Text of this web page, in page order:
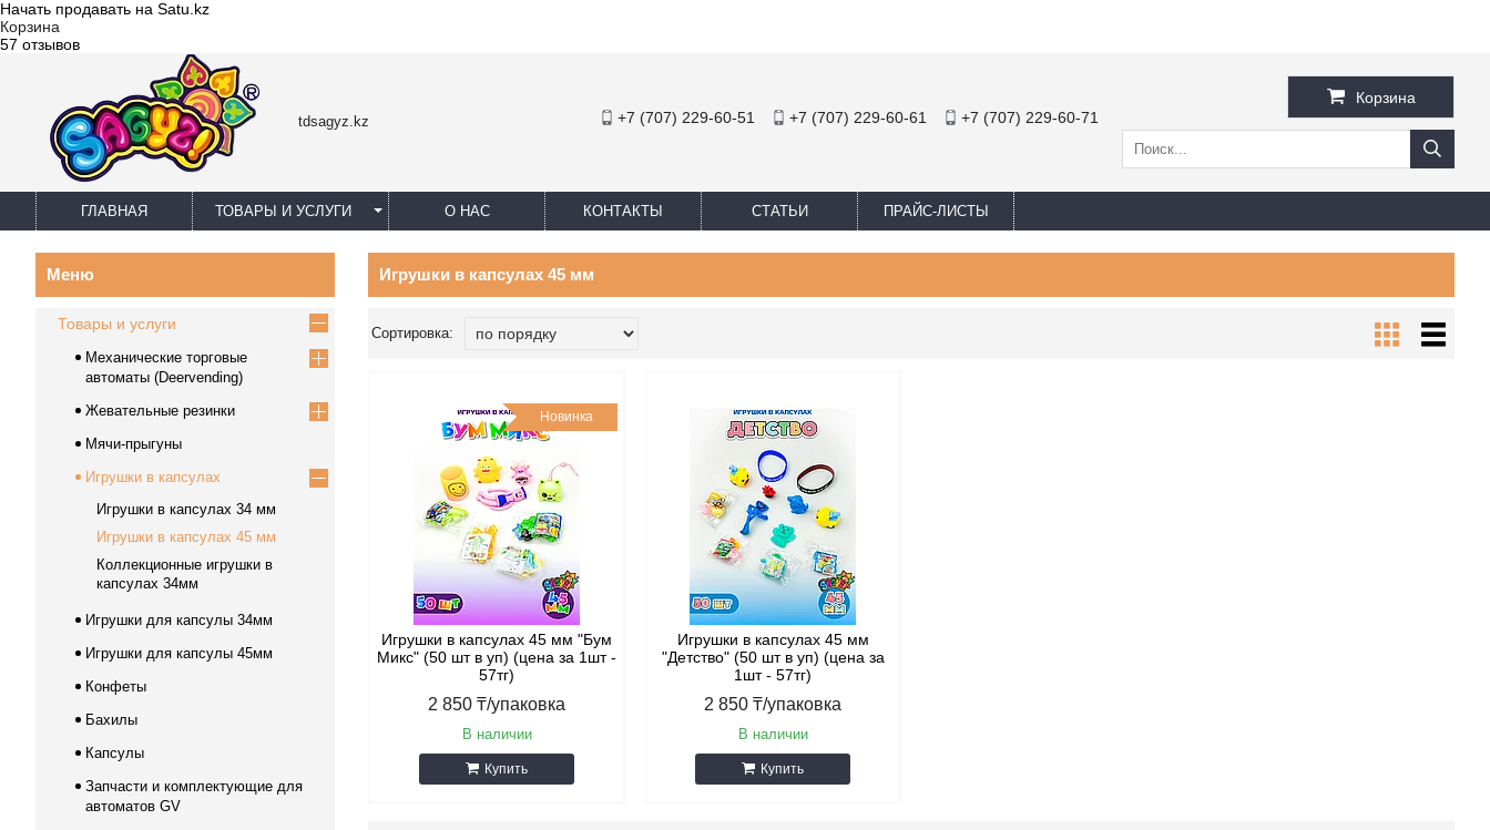
Начать продавать на Satu.kz
Корзина
57 отзывов
tdsagyz.kz +7 (707) 229-60-51 +7 (707) 229-60-61 +7 (707) 229-60-71
Корзина
ГЛАВНАЯ ТОВАРЫ И УСЛУГИ О НАС КОНТАКТЫ СТАТЬИ ПРАЙС-ЛИСТЫ
Игрушки в капсулах 45 мм
Новинка
Игрушки в капсулах 45 мм "Бум
Mикс" (50 шт в уп) (цена за 1шт -
57тг)
2 850 ₸/упаковка
В наличии
Купить
Игрушки в капсулах 45 мм
"Детство" (50 шт в уп) (цена за
1шт - 57тг)
2 850 ₸/упаковка
В наличии
Купить
Товары и услуги
Механические торговые
автоматы (Deervending)
Жевательные резинки
Мячи-прыгуны
Игрушки в капсулах
Игрушки в капсулах 34 мм
Игрушки в капсулах 45 мм
Коллекционные игрушки в
капсулах 34мм
Игрушки для капсулы 34мм
Игрушки для капсулы 45мм
Конфеты
Бахилы
Капсулы
Запчасти и комплектующие для
автоматов GV